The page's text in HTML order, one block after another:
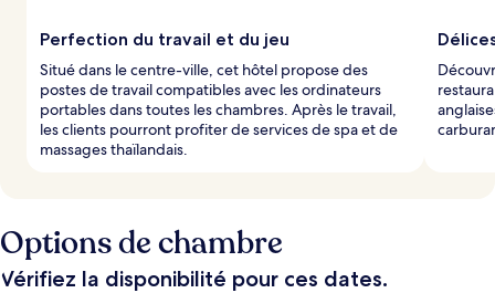
Perfection du travail et du jeu
Situé dans le centre-ville, cet hôtel propose des
postes de travail compatibles avec les ordinateurs
portables dans toutes les chambres. Après le travail,
les clients pourront profiter de services de spa et de
massages thaïlandais.
Options de chambre
Vérifiez la disponibilité pour ces dates.